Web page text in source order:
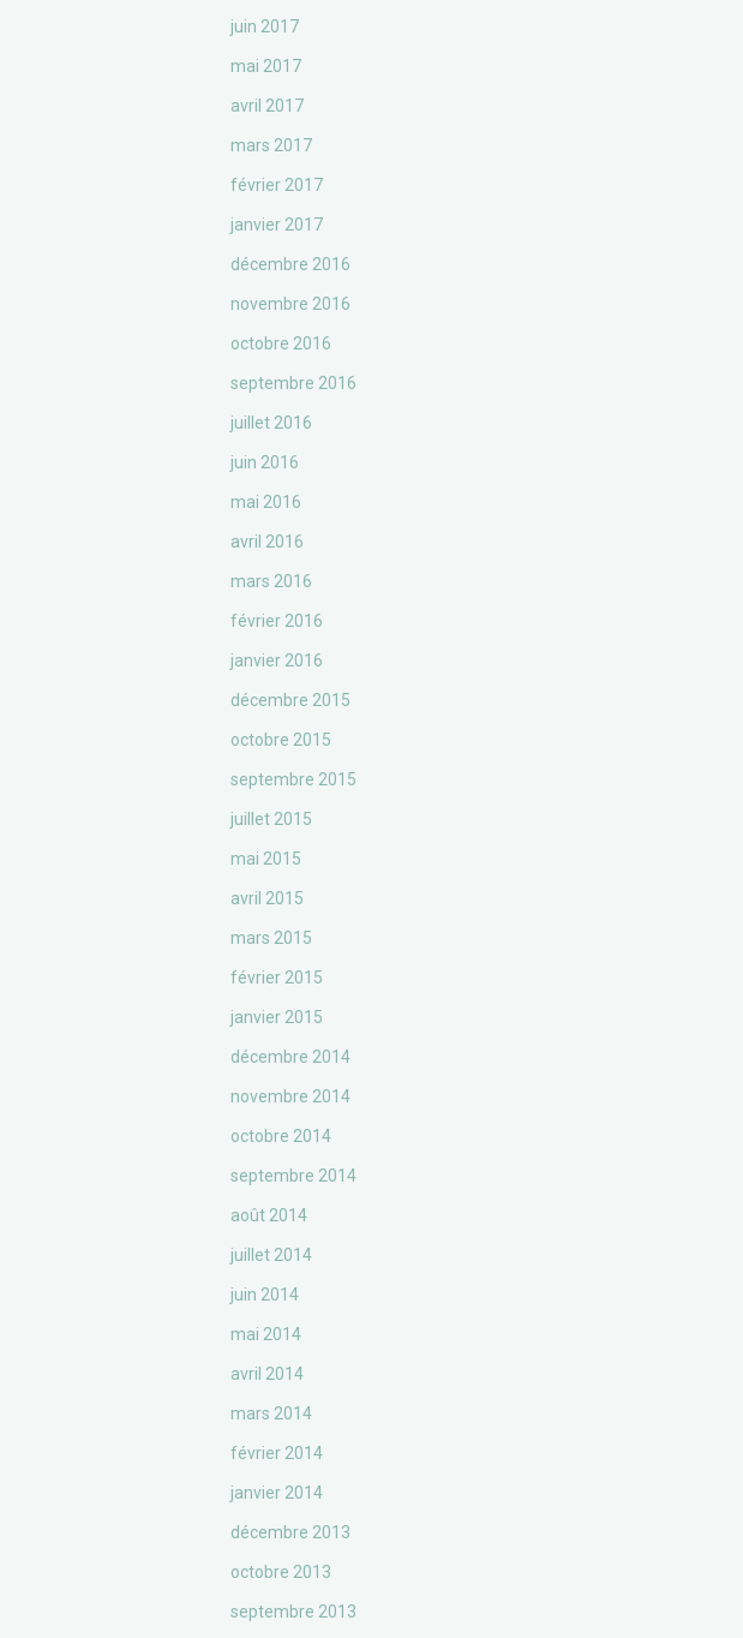
juin 2017
mai 2017
avril 2017
mars 2017
février 2017
janvier 2017
décembre 2016
novembre 2016
octobre 2016
septembre 2016
juillet 2016
juin 2016
mai 2016
avril 2016
mars 2016
février 2016
janvier 2016
décembre 2015
octobre 2015
septembre 2015
juillet 2015
mai 2015
avril 2015
mars 2015
février 2015
janvier 2015
décembre 2014
novembre 2014
octobre 2014
septembre 2014
août 2014
juillet 2014
juin 2014
mai 2014
avril 2014
mars 2014
février 2014
janvier 2014
décembre 2013
octobre 2013
septembre 2013